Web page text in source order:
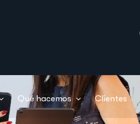
Qué hacemos Clientes